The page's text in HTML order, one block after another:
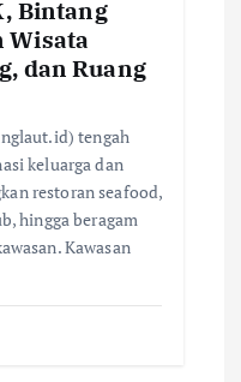
Bintang
Wisata
dan Ruang
tengah
keluarga dan
restoran seafood,
hingga beragam
Kawasan